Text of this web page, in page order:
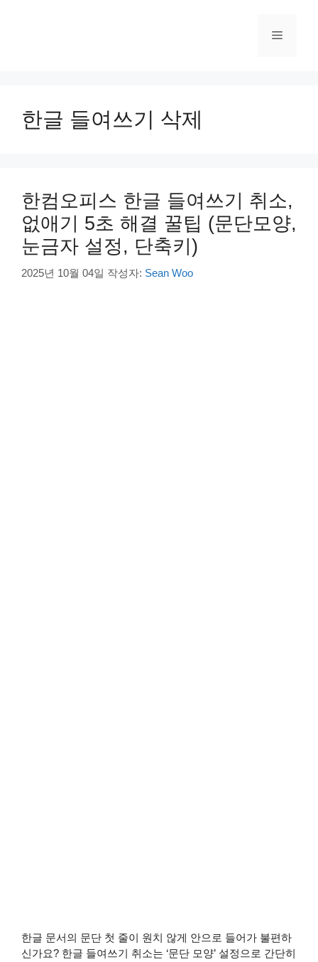
메
한글 들여쓰기 삭제
한컴오피스 한글 들여쓰기 취소,
없애기 5초 해결 꿀팁 (문단모양,
눈금자 설정, 단축키)
2025년 10월 04일 작성자: Sean Woo
한글 문서의 문단 첫 줄이 원치 않게 안으로 들어가 불편하
신가요? 한글 들여쓰기 취소는 ‘문단 모양’ 설정으로 간단히